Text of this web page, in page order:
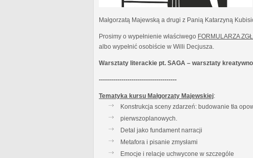
Małgorzatą Majewską a drugi z Panią Katarzyną
Prosimy o wypełnienie właściwego FORMULARZA
albo wypełnić osobiście w Willi Decjusza.
Warsztaty literackie pt. SAGA – warsztaty
--------------------------------------
Tematyka kursu Małgorzaty Majewskiej:
Konstrukcja sceny zdarzeń: budowanie tła
pierwszoplanowych.
Detal jako fundament narracji
Metafora i pisanie zmysłami
Emocje i relacje uchwycone w szczególe